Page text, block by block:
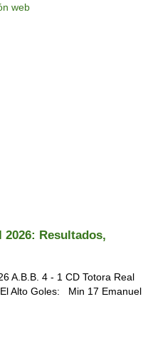
web
Resultados,
A.B.B. 4 - 1 CD Totora Real
Alto Goles: Min 17 Emanuel